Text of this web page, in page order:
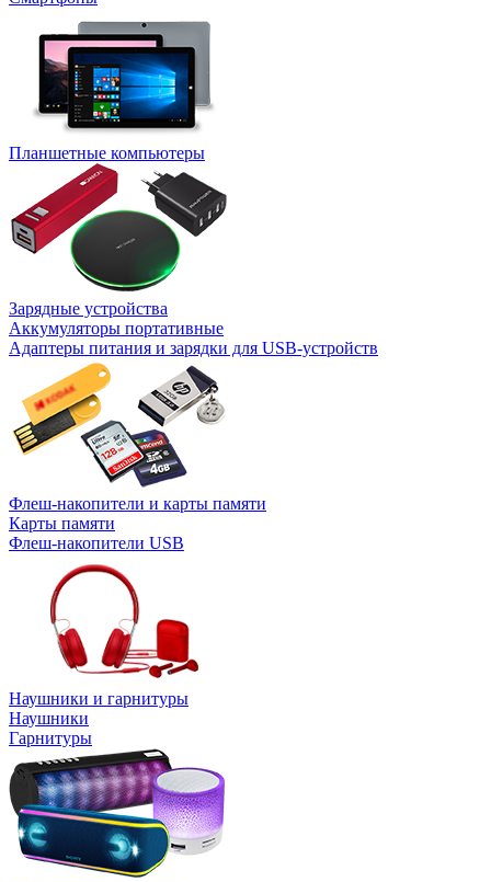
Планшетные компьютеры
Зарядные устройства
Аккумуляторы портативные
Адаптеры питания и зарядки для USB-устройств
Флеш-накопители и карты памяти
Карты памяти
Флеш-накопители USB
Наушники и гарнитуры
Наушники
Гарнитуры